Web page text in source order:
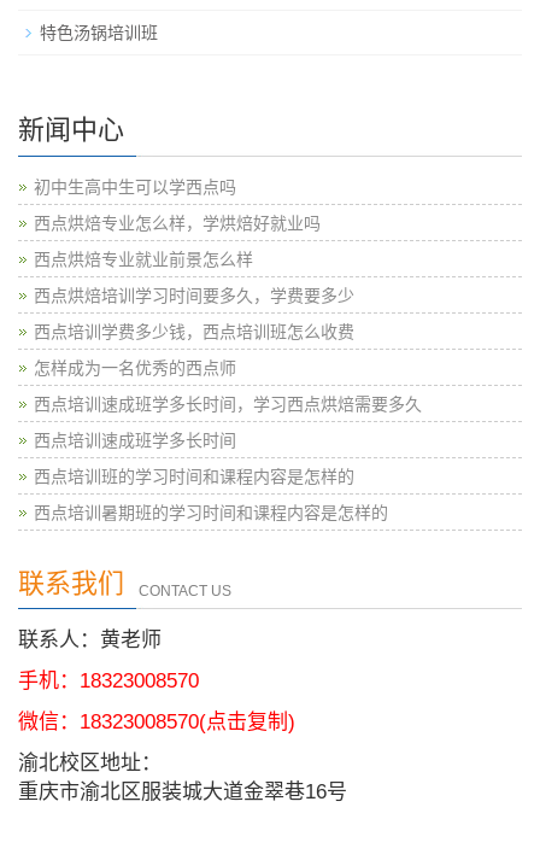
特色汤锅培训班
新闻中心
初中生高中生可以学西点吗
西点烘焙专业怎么样，学烘焙好就业吗
西点烘焙专业就业前景怎么样
西点烘焙培训学习时间要多久，学费要多少
西点培训学费多少钱，西点培训班怎么收费
怎样成为一名优秀的西点师
西点培训速成班学多长时间，学习西点烘焙需要多久
西点培训速成班学多长时间
西点培训班的学习时间和课程内容是怎样的
西点培训暑期班的学习时间和课程内容是怎样的
联系我们 CONTACT US
联系人：黄老师
手机：18323008570
微信： 18323008570(点击复制)
渝北校区地址：
重庆市渝北区服装城大道金翠巷16号